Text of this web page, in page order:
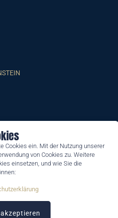
Cookies ein. Mit der Nutzung unserer
von Cookies zu. Weitere
einsetzen, und wie Sie die
akzeptieren